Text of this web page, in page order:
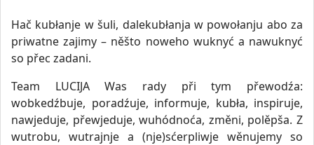
Hač kubłanje w šuli, dalekubłanja w powołanju abo za
priwatne zajimy – něšto noweho wuknyć a nawuknyć
so přec zadani.
Team LUCIJA Was rady při tym přewodźa:
wobkedźbuje, poradźuje, informuje, kubła, inspiruje,
nawjeduje, přewjeduje, wuhódnoća, změni, polěpša. Z
wutrobu, wutrajnje a (nje)sćerpliwje wěnujemy so